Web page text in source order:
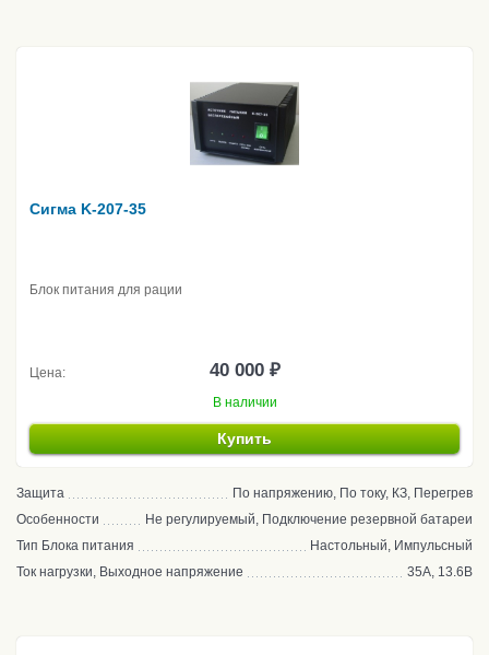
Сигма K-207-35
Блок питания для рации
Цена: 40 000 ₽
В наличии
Купить
Защита
По напряжению, По току, КЗ, Перегрев
Особенности
Не регулируемый, Подключение резервной батареи
Тип Блока питания
Настольный, Импульсный
Ток нагрузки, Выходное напряжение
35А, 13.6В